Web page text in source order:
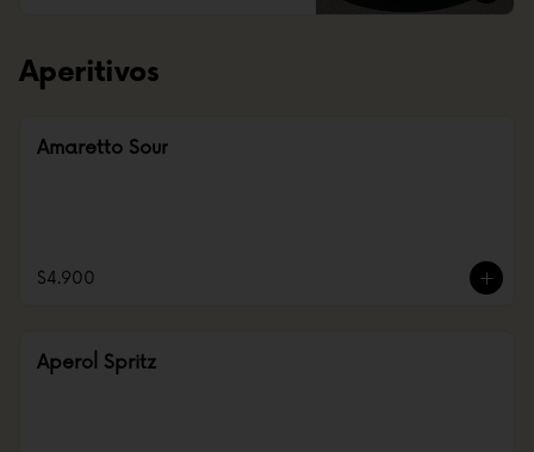
Aperitivos
Amaretto Sour
$4.900
Aperol Spritz